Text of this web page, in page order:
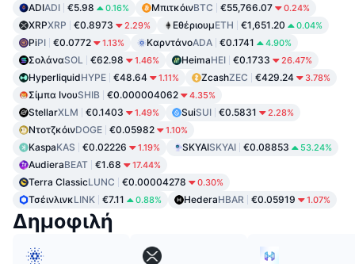
ADIADI €5.98 0.16% ΜπιτκόινBTC €55,766.07 0.24%
XRPXRP €0.8973 2.29% ΕθέριουμETH €1,651.20 0.04%
PiPI €0.0772 1.13% ΚαρντάνοADA €0.1741 4.90%
ΣολάναSOL €62.98 1.46% HeimaHEI €0.1733 26.47%
HyperliquidHYPE €48.64 1.11% ZcashZEC €429.24 3.78%
Σίμπα ΙνουSHIB €0.000004062 4.35%
StellarXLM €0.1403 1.49% SuiSUI €0.5831 2.28%
ΝτοτζκόινDOGE €0.05982 1.10%
KaspaKAS €0.02226 1.19% SKYAISKYAI €0.08853 53.24%
AudieraBEAT €1.68 17.44%
Terra ClassicLUNC €0.00004278 0.30%
ΤσέινλινκLINK €7.11 0.88% HederaHBAR €0.05919 1.07%
Δημοφιλή